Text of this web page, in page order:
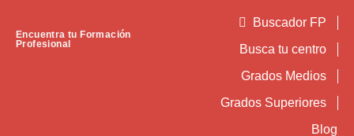
Encuentra tu Formación
Profesional
Buscador FP
Busca tu centro
Grados Medios
Grados Superiores
Blog